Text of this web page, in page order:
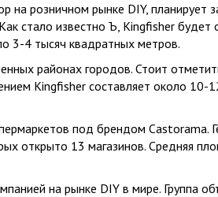
на розничном рынке DIY, планирует
стало известно Ъ, Kingfisher будет
3-4 тысяч квадратных метров.
районах городов. Стоит
Kingfisher составляет около 10-
под брендом Castorama.
открыто 13 магазинов. Средняя
на рынке DIY в мире. Группа